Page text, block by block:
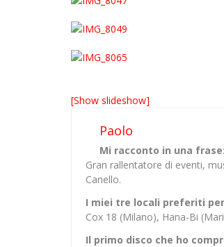
[Show slideshow]
Paolo
Mi racconto in una frase:
Gran rallentatore di eventi,
Canello.
I miei tre locali preferiti
Cox 18 (Milano), Hana-Bi
Il primo disco che ho